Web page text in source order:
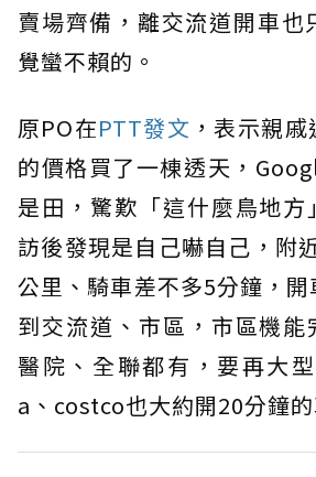
賣場齊備，離交流道開車也
覺蠻不賴的。
原PO在PTT發文 ，表示親
的價格買了一棟透天，
是田，驚歎「這什麼鳥地方
訪後發現是自己嚇自己，附
公里、騎車差不多5分鐘，
到交流道、市區，市區機能
醫院、全聯都有，要再大
a、costco也大約開20分鐘的